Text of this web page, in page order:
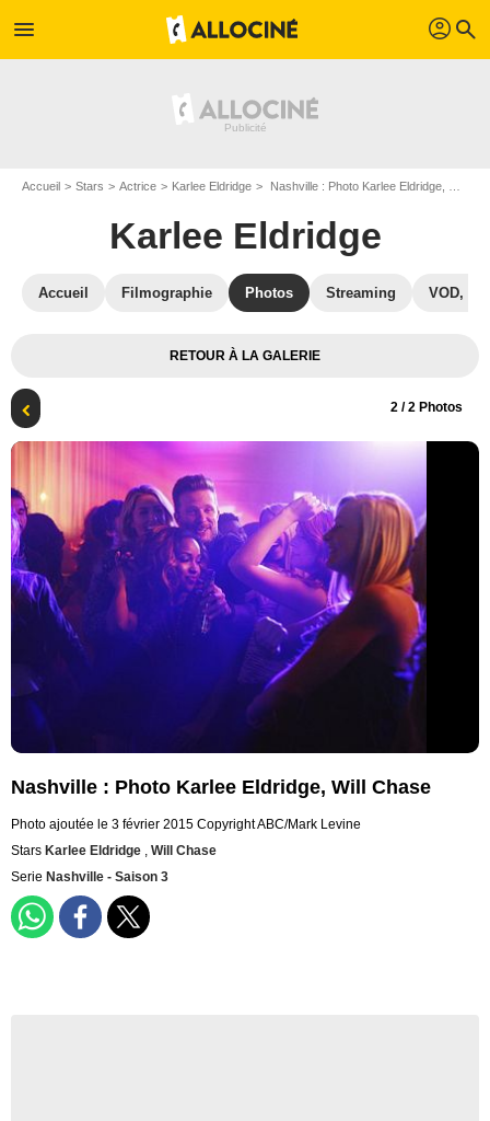
menu profil search
Accueil Stars Actrice Karlee Eldridge Nashville : Photo Karlee Eldridge, Will Chase
Karlee Eldridge
Accueil Filmographie Photos Streaming VOD,
RETOUR À LA GALERIE
2 / 2 Photos
Nashville : Photo Karlee Eldridge, Will Chase
Photo ajoutée le 3 février 2015 Copyright ABC/Mark Levine
Stars Karlee Eldridge , Will Chase
Serie Nashville - Saison 3